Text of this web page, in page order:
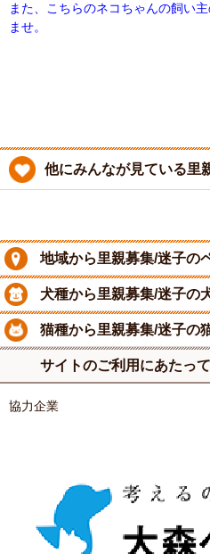
また、こちらのネコちゃんの飼い
ませ。
他にみんなが見ている里
地域から里親募集/迷子の
犬種から里親募集/迷子の
猫種から里親募集/迷子の
サイトのご利用にあたって
協力企業